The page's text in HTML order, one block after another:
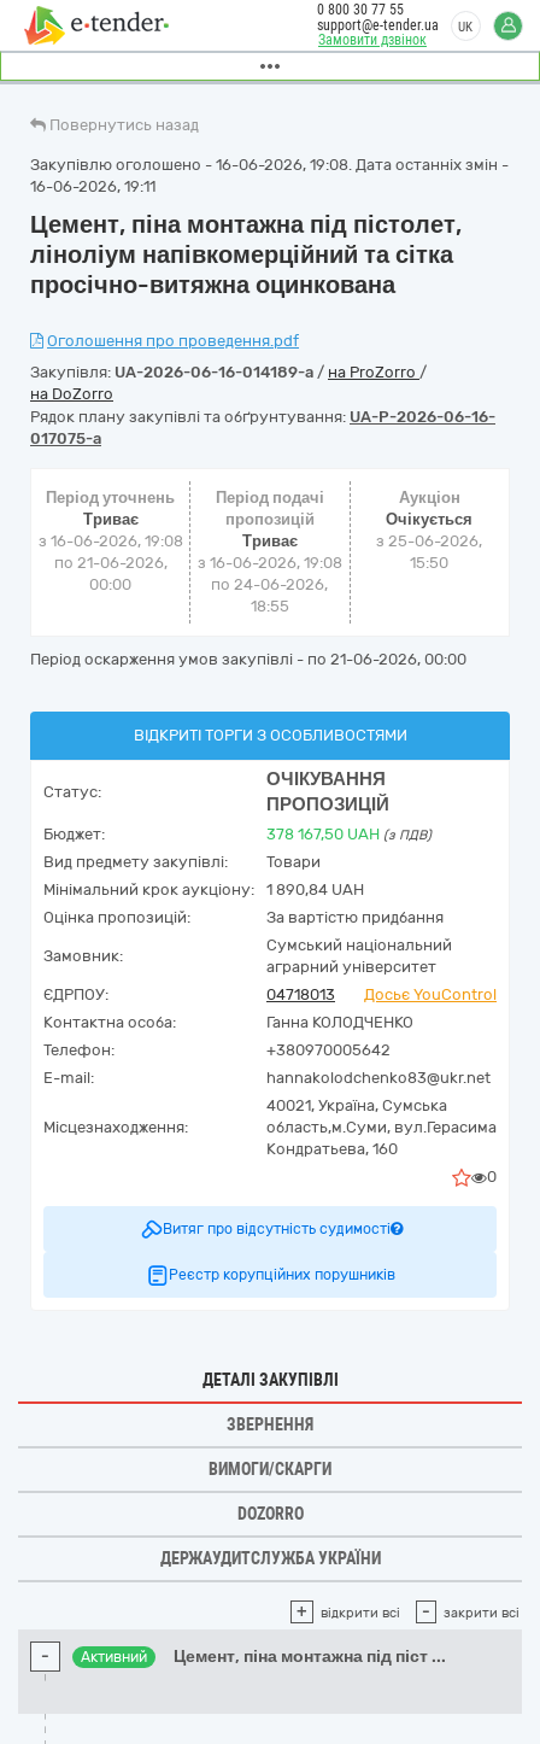
Замовити дзвінок
0 800 30 77 55
support@e-tender.ua
UK
Повернутись назад
Закупівлю оголошено - 16-06-2026, 19:08. Дата останніх змін -
16-06-2026, 19:11
Цемент, піна монтажна під пістолет,
ліноліум напівкомерційний та сітка
просічно-витяжна оцинкована
Оголошення про проведення.pdf
Закупівля: UA-2026-06-16-014189-a / на ProZorro /
на DoZorro
Рядок плану закупівлі та обґрунтування: UA-P-2026-06-16-
017075-a
Період уточнень
Триває
з 16-06-2026, 19:08
по 21-06-2026,
00:00
Період подачі
пропозицій
Триває
з 16-06-2026, 19:08
по 24-06-2026,
18:55
Аукціон
Очікується
з25-06-2026,
15:50
Період оскарження умов закупівлі - по 21-06-2026, 00:00
ВІДКРИТІ ТОРГИ З ОСОБЛИВОСТЯМИ
Статус:
ОЧІКУВАННЯ
ПРОПОЗИЦІЙ
Бюджет: 378 167,50 UAH (з ПДВ)
Вид предмету закупівлі:
Товари
Мінімальний крок аукціону:
1 890,84 UAH
Оцінка пропозицій:
За вартістю придбання
Замовник:
Сумський національний
аграрний університет
ЄДРПОУ:
04718013
Досьє YouControl
Контактна особа:
Ганна КОЛОДЧЕНКО
Телефон:
+380970005642
E-mail:
hannakolodchenko83@ukr.net
Місцезнаходження:
40021, Україна, Сумська
область,м.Суми, вул.Герасима
Кондратьева, 160
0
Витяг про відсутність судимості
Реєстр корупційних порушників
ДЕТАЛІ ЗАКУПІВЛІ
ЗВЕРНЕННЯ
ВИМОГИ/СКАРГИ
DOZORRO
ДЕРЖАУДИТСЛУЖБА УКРАЇНИ
+ відкрити всі - закрити всі
- Активний Цемент, піна монтажна під піст ...